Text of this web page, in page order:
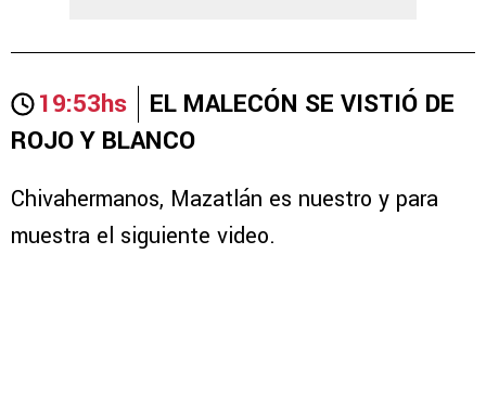
19:53hs
EL MALECÓN SE VISTIÓ DE
ROJO Y BLANCO
Chivahermanos, Mazatlán es nuestro y para
muestra el siguiente video.